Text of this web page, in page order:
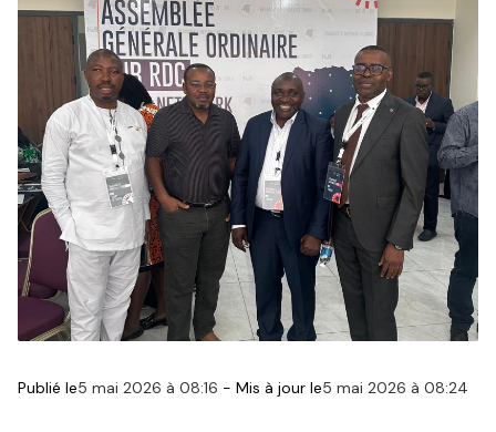
Publié le5 mai 2026 à 08:16 - Mis à jour le5 mai 2026 à 08:24